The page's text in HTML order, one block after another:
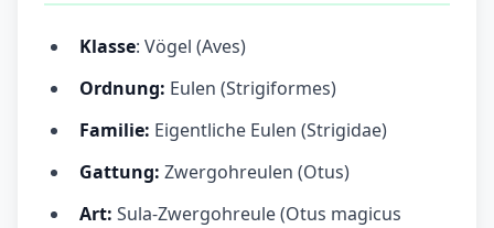
Klasse: Vögel (Aves)
Ordnung: Eulen (Strigiformes)
Familie: Eigentliche Eulen (Strigidae)
Gattung: Zwergohreulen (Otus)
Art: Sula-Zwergohreule (Otus magicus